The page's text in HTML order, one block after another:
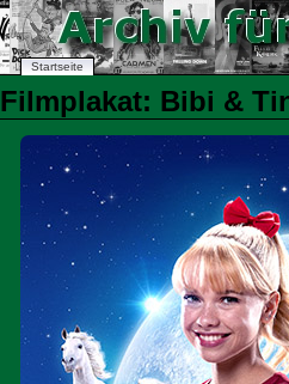
Startseite
Filmplakat: Bibi &